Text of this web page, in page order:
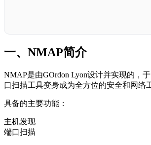
一、NMAP简介
NMAP是由GOrdon Lyon设计并实现的，
口扫描工具变身成为全方位的安全和网络
具备的主要功能：
主机发现
端口扫描